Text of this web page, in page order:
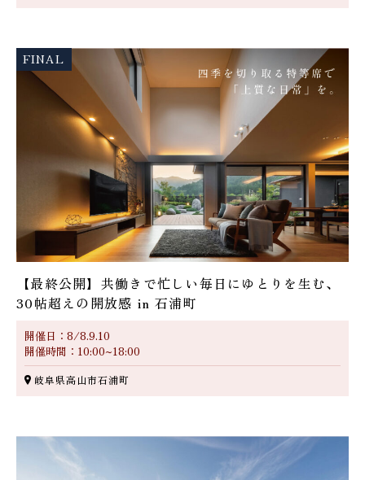
FINAL
【最終公開】共働きで忙しい毎日にゆとりを生む、
30帖超えの開放感 in 石浦町
開催日：8/8.9.10
開催時間：10:00~18:00
岐阜県高山市石浦町